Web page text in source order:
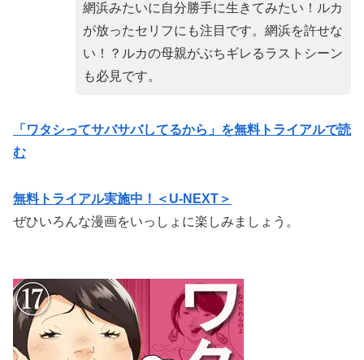
網浜みたいに自分勝手に生きてみたい！ルカ
が放ったセリフにも注目です。網浜を許せな
い！？ルカの母親がぶちギレるラストシーン
も必見です。
「ワタシってサバサバしてるから」を無料トライアルで読
む
無料トライアル実施中！＜U-NEXT＞
ぜひいろんな漫画をいっしょに楽しみましょう。